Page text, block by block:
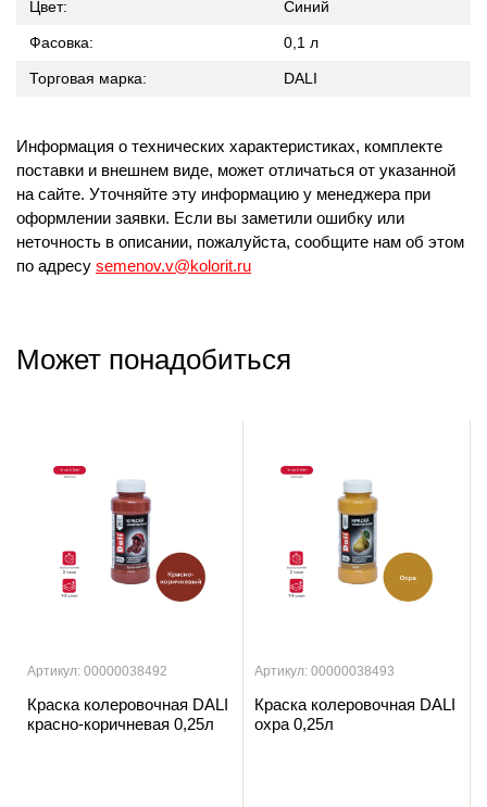
Цвет: Синий
Фасовка: 0,1 л
Торговая марка: DALI
Информация о технических характеристиках, комплекте
поставки и внешнем виде, может отличаться от указанной
на сайте. Уточняйте эту информацию у менеджера при
оформлении заявки. Если вы заметили ошибку или
неточность в описании, пожалуйста, сообщите нам об этом
по адресу semenov.v@kolorit.ru
Может понадобиться
Артикул: 00000038492
Краска колеровочная DALI
красно-коричневая 0,25л
Артикул: 00000038493
Краска колеровочная DALI
охра 0,25л